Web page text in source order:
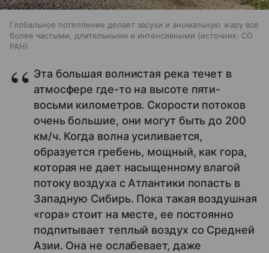
Глобальное потепление делает засухи и аномальную жару все
более частыми, длительными и интенсивными
источник: СО
РАН
Эта большая волнистая река течет в
атмосфере где-то на высоте пяти-
восьми километров. Скорости потоков
очень большие, они могут быть до 200
км/ч. Когда волна усиливается,
образуется гребень, мощный, как гора,
которая не дает насыщенному влагой
потоку воздуха с Атлантики попасть в
Западную Сибирь. Пока такая воздушная
«гора» стоит на месте, ее постоянно
подпитывает теплый воздух со Средней
Азии. Она не ослабевает, даже